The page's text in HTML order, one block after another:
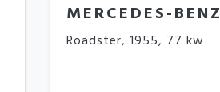
MERCEDES-BENZ
Roadster, 1955, 77 kw